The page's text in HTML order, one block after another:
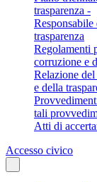
trasparenza -
trasparenza
Regolamenti
corruzione e
Relazione
e della
tali
Atti di
Accesso civico